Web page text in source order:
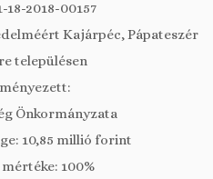
18-2018-00157
Kajárpéc, Pápateszér
településen
Önkormányzata
10,85 millió forint
100%